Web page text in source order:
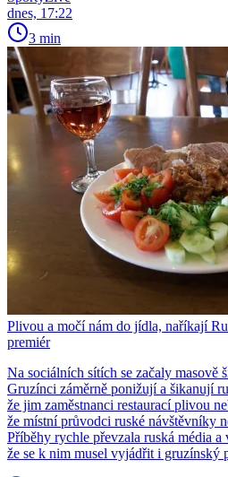
dnes, 17:22
3 min
Plivou a močí nám do jídla, naříkají
premiér
Na sociálních sítích se začaly masově
Gruzínci záměrně ponižují a šikanují
že jim zaměstnanci restaurací plivou
že místní průvodci ruské návštěvníky
Příběhy rychle převzala ruská média
že se k nim musel vyjádřit i gruzínský